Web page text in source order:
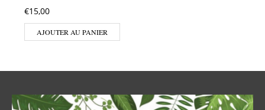
€15,00
AJOUTER AU PANIER